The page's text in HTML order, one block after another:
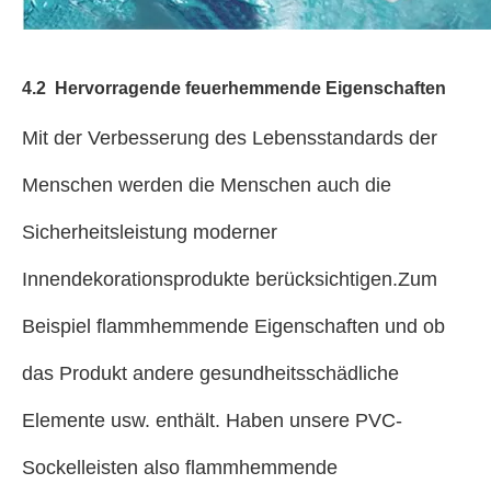
4.2 Hervorragende feuerhemmende Eigenschaften
Mit der Verbesserung des Lebensstandards der
Menschen werden die Menschen auch die
Sicherheitsleistung moderner
Innendekorationsprodukte berücksichtigen.Zum
Beispiel flammhemmende Eigenschaften und ob
das Produkt andere gesundheitsschädliche
Elemente usw. enthält. Haben unsere PVC-
Sockelleisten also flammhemmende